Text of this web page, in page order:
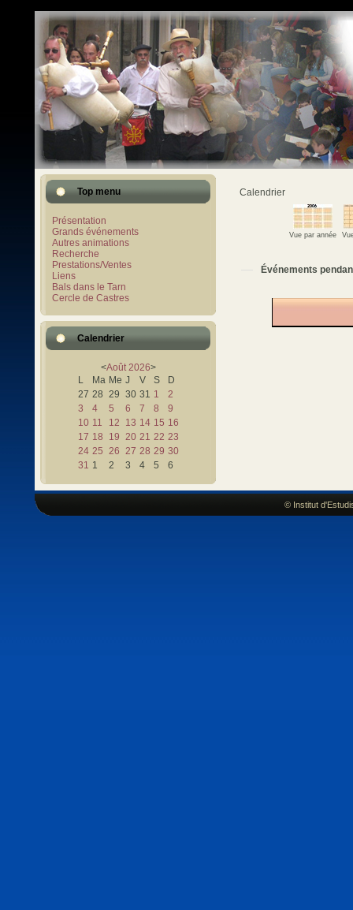
Top menu
Présentation
Grands événements
Autres animations
Recherche
Prestations/Ventes
Liens
Bals dans le Tarn
Cercle de Castres
Calendrier
<Août 2026>
L
Ma Me J V S
D
27 28 29 30 31 1
2
3
4 5 6 7 8
9
10 11 12 13 14 15 16
17 18 19 20 21 22 23
24 25 26 27 28 29 30
31 1 2 3 4 5 6
Calendrier
Vue par année
Événements
© Institut